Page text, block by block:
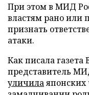
При этом в МИД
властям рано или
признать
атаки.
Как писала
представитель
уличила